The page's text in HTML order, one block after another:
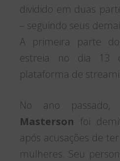
dividido em duas
– seguindo seus
A primeira parte
estreia no dia 13
plataforma de
No ano
Masterson foi
após acusações de
mulheres. Seu